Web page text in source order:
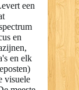
een
en
en elk
visuele